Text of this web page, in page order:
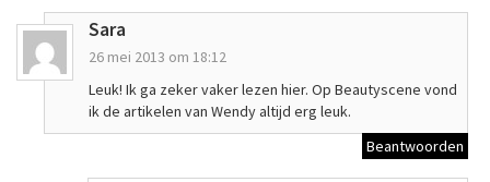
Sara
26 mei 2013 om 18:12
Leuk! Ik ga zeker vaker lezen hier. Op Beautyscene vond
ik de artikelen van Wendy altijd erg leuk.
Beantwoorden